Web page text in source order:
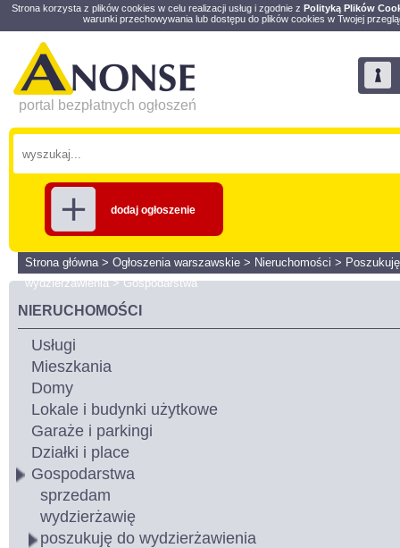
Strona korzysta z plików cookies w celu realizacji usług i zgodnie z Polityką Plików
warunki przechowywania lub dostępu do plików cookies w Twojej
portal bezpłatnych ogłoszeń
dodaj ogłoszenie
Strona główna> Ogłoszenia warszawskie > Nieruchomości >
wydzierżawienia>Gospodarstwa
NIERUCHOMOŚCI
Usługi
Mieszkania
Domy
Lokale i budynki użytkowe
Garaże i parkingi
Działki i place
Gospodarstwa
sprzedam
wydzierżawię
poszukuję do wydzierżawienia